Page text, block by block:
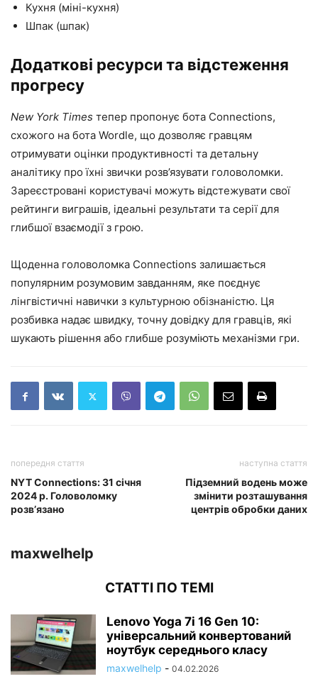
Кухня (міні-кухня)
Шпак (шпак)
Додаткові ресурси та відстеження
прогресу
New York Times тепер пропонує бота Connections,
схожого на бота Wordle, що дозволяє гравцям
отримувати оцінки продуктивності та детальну
аналітику про їхні звички розв’язувати головоломки.
Зареєстровані користувачі можуть відстежувати свої
рейтинги виграшів, ідеальні результати та серії для
глибшої взаємодії з грою.
Щоденна головоломка Connections залишається
популярним розумовим завданням, яке поєднує
лінгвістичні навички з культурною обізнаністю. Ця
розбивка надає швидку, точну довідку для гравців, які
шукають рішення або глибше розуміють механізми гри.
попередня стаття
NYT Connections: 31 січня
2024 р. Головоломку
розв’язано
наступна стаття
Підземний водень може
змінити розташування
центрів обробки даних
maxwelhelp
СТАТТІ ПО ТЕМІ
Lenovo Yoga 7i 16 Gen 10:
універсальний конвертований
ноутбук середнього класу
maxwelhelp - 04.02.2026